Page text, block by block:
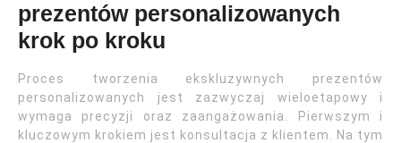
prezentów personalizowanych
krok po kroku
Proces tworzenia ekskluzywnych prezentów
personalizowanych jest zazwyczaj wieloetapowy i
wymaga precyzji oraz zaangażowania. Pierwszym i
kluczowym krokiem jest konsultacja z klientem. Na tym